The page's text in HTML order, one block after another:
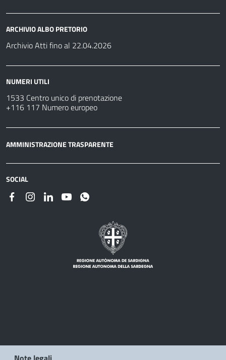
ARCHIVIO ALBO PRETORIO
Archivio Atti fino al 22.04.2026
NUMERI UTILI
1533 Centro unico di prenotazione
+116 117 Numero europeo
AMMINISTRAZIONE TRASPARENTE
SOCIAL